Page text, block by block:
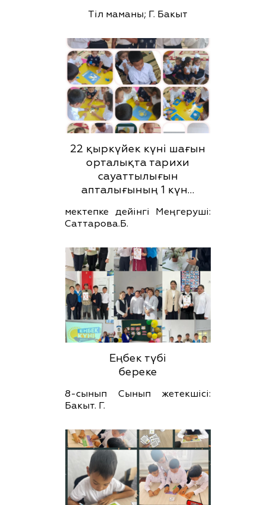
Тіл маманы; Г. Бакыт
22 қыркүйек күні шағын
орталықта тарихи
сауаттылығын
апталығының 1 күн…
мектепке дейінгі Меңгеруші:
Саттарова.Б.
Еңбек түбі
береке
8-сынып Сынып жетекшісі:
Бакыт. Г.